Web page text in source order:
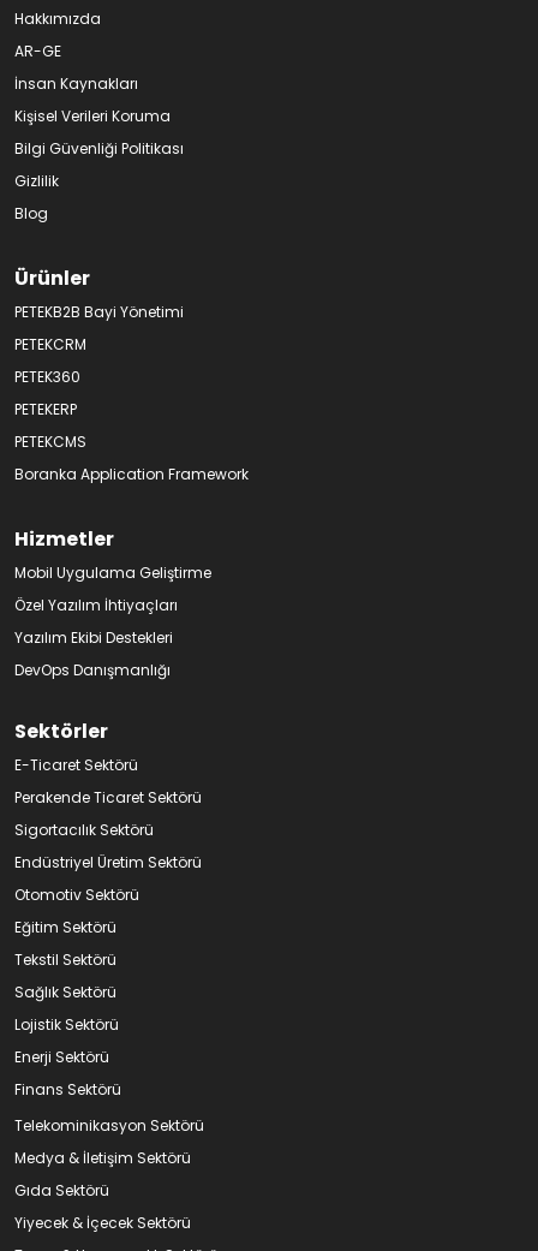
Hakkımızda
AR-GE
İnsan Kaynakları
Kişisel Verileri Koruma
Bilgi Güvenliği Politikası
Gizlilik
Blog
Ürünler
PETEKB2B Bayi Yönetimi
PETEKCRM
PETEK360
PETEKERP
PETEKCMS
Boranka Application Framework
Hizmetler
Mobil Uygulama Geliştirme
Özel Yazılım İhtiyaçları
Yazılım Ekibi Destekleri
DevOps Danışmanlığı
Sektörler
E-Ticaret Sektörü
Perakende Ticaret Sektörü
Sigortacılık Sektörü
Endüstriyel Üretim Sektörü
Otomotiv Sektörü
Eğitim Sektörü
Tekstil Sektörü
Sağlık Sektörü
Lojistik Sektörü
Enerji Sektörü
Finans Sektörü
Telekominikasyon Sektörü
Medya & İletişim Sektörü
Gıda Sektörü
Yiyecek & İçecek Sektörü